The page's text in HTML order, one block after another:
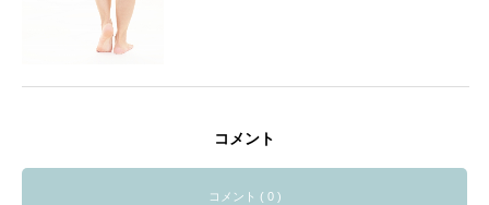
コメント
コメント ( 0 )